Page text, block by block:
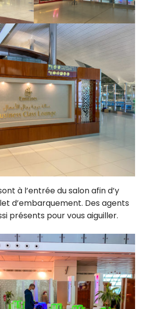
à l’entrée du salon afin d’y
d’embarquement. Des agents
présents pour vous aiguiller.